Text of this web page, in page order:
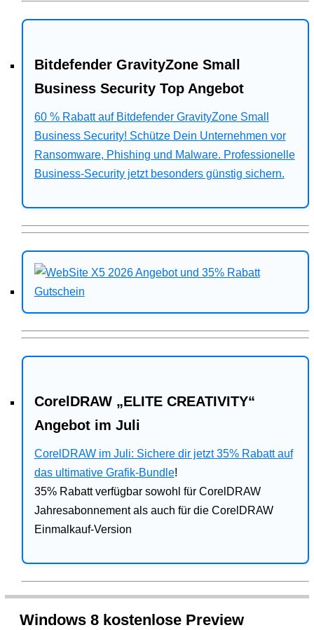
Bitdefender GravityZone Small
Business Security Top Angebot
60 % Rabatt auf Bitdefender GravityZone Small
Business Security! Schütze Dein Unternehmen vor
Ransomware, Phishing und Malware. Professionelle
Business-Security jetzt besonders günstig sichern.
CorelDRAW „ELITE CREATIVITY“
Angebot im Juli
CorelDRAW im Juli: Sichere dir jetzt 35% Rabatt auf
das ultimative Grafik-Bundle!
35% Rabatt verfügbar sowohl für CorelDRAW
Jahresabonnement als auch für die CorelDRAW
Einmalkauf-Version
Windows 8 kostenlose Preview